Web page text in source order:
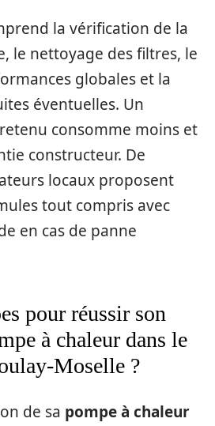
la vérification de la
le nettoyage des filtres, le
globales et la
éventuelles. Un
consomme moins et
constructeur. De
locaux proposent
tout compris avec
en cas de panne
pour réussir son
à chaleur dans le
Moselle ?
de sa pompe à chaleur